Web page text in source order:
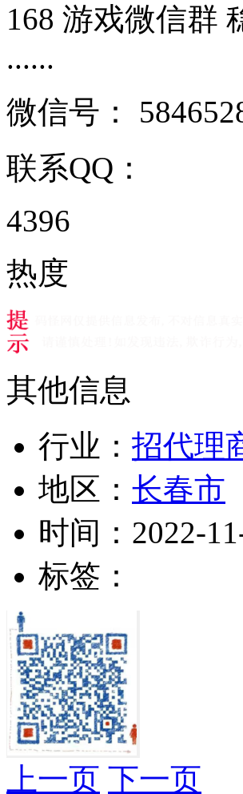
168 游戏微信群
......
微信号：
联系QQ：
4396
热度
其他信息
行业： 招代理
地区： 长春市
时间： 2022-
标签：
上一页 下一页